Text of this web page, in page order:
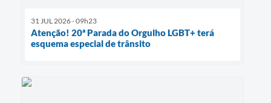
31 JUL 2026 - 09h23
Atenção! 20ª Parada do Orgulho LGBT+ terá
esquema especial de trânsito